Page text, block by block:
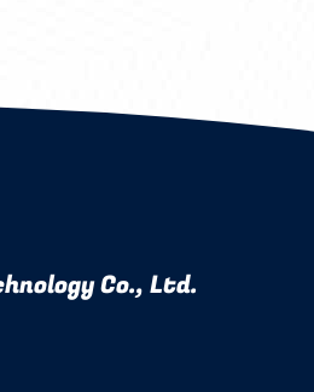
Co., Ltd.